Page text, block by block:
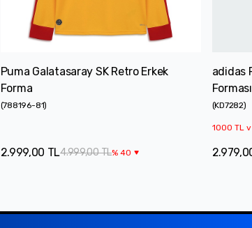
Puma Galatasaray SK Retro Erkek
Forma
(788196-81)
4.999,00 TL%40
2.999,00 TL
adidas
Forması
(KD7282)
1000 TL